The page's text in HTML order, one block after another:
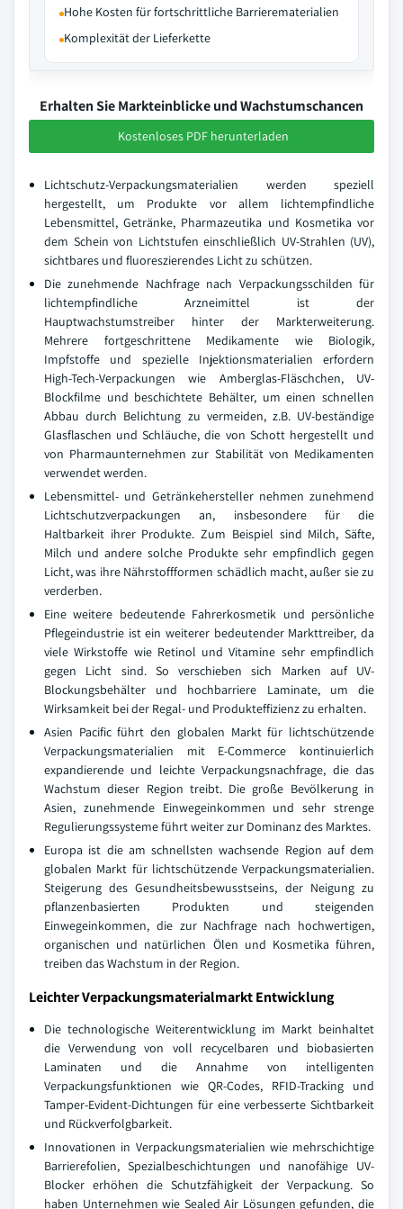
Hohe Kosten für fortschrittliche Barrierematerialien
Komplexität der Lieferkette
Erhalten Sie Markteinblicke und Wachstumschancen
Kostenloses PDF herunterladen
Lichtschutz-Verpackungsmaterialien werden speziell
hergestellt, um Produkte vor allem lichtempfindliche
Lebensmittel, Getränke, Pharmazeutika und Kosmetika vor
dem Schein von Lichtstufen einschließlich UV-Strahlen (UV),
sichtbares und fluoreszierendes Licht zu schützen.
Die zunehmende Nachfrage nach Verpackungsschilden für
lichtempfindliche Arzneimittel ist der
Hauptwachstumstreiber hinter der Markterweiterung.
Mehrere fortgeschrittene Medikamente wie Biologik,
Impfstoffe und spezielle Injektionsmaterialien erfordern
High-Tech-Verpackungen wie Amberglas-Fläschchen, UV-
Blockfilme und beschichtete Behälter, um einen schnellen
Abbau durch Belichtung zu vermeiden, z.B. UV-beständige
Glasflaschen und Schläuche, die von Schott hergestellt und
von Pharmaunternehmen zur Stabilität von Medikamenten
verwendet werden.
Lebensmittel- und Getränkehersteller nehmen zunehmend
Lichtschutzverpackungen an, insbesondere für die
Haltbarkeit ihrer Produkte. Zum Beispiel sind Milch, Säfte,
Milch und andere solche Produkte sehr empfindlich gegen
Licht, was ihre Nährstoffformen schädlich macht, außer sie zu
verderben.
Eine weitere bedeutende Fahrerkosmetik und persönliche
Pflegeindustrie ist ein weiterer bedeutender Markttreiber, da
viele Wirkstoffe wie Retinol und Vitamine sehr empfindlich
gegen Licht sind. So verschieben sich Marken auf UV-
Blockungsbehälter und hochbarriere Laminate, um die
Wirksamkeit bei der Regal- und Produkteffizienz zu erhalten.
Asien Pacific führt den globalen Markt für lichtschützende
Verpackungsmaterialien mit E-Commerce kontinuierlich
expandierende und leichte Verpackungsnachfrage, die das
Wachstum dieser Region treibt. Die große Bevölkerung in
Asien, zunehmende Einwegeinkommen und sehr strenge
Regulierungssysteme führt weiter zur Dominanz des Marktes.
Europa ist die am schnellsten wachsende Region auf dem
globalen Markt für lichtschützende Verpackungsmaterialien.
Steigerung des Gesundheitsbewusstseins, der Neigung zu
pflanzenbasierten Produkten und steigenden
Einwegeinkommen, die zur Nachfrage nach hochwertigen,
organischen und natürlichen Ölen und Kosmetika führen,
treiben das Wachstum in der Region.
Leichter Verpackungsmaterialmarkt Entwicklung
Die technologische Weiterentwicklung im Markt beinhaltet
die Verwendung von voll recycelbaren und biobasierten
Laminaten und die Annahme von intelligenten
Verpackungsfunktionen wie QR-Codes, RFID-Tracking und
Tamper-Evident-Dichtungen für eine verbesserte Sichtbarkeit
und Rückverfolgbarkeit.
Innovationen in Verpackungsmaterialien wie mehrschichtige
Barrierefolien, Spezialbeschichtungen und nanofähige UV-
Blocker erhöhen die Schutzfähigkeit der Verpackung. So
haben Unternehmen wie Sealed Air Lösungen gefunden, die